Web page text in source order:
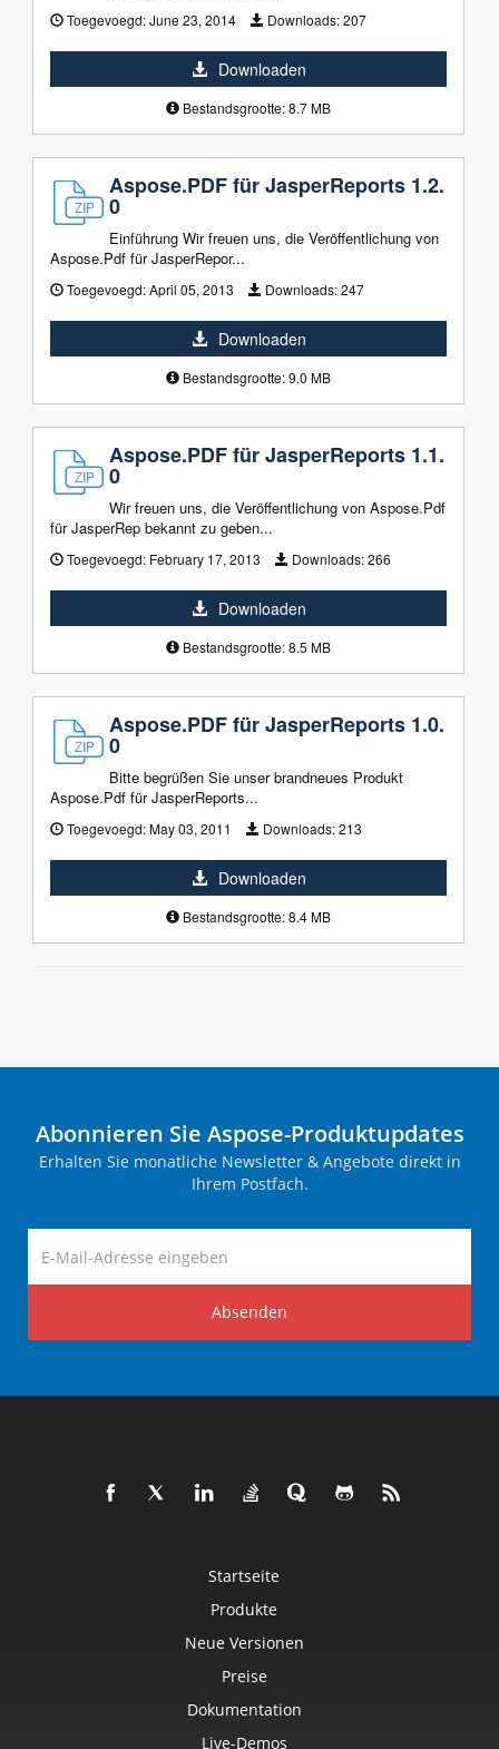
Toegevoegd:June 23, 2014 Downloads:207
Downloaden
Bestandsgrootte: 8.7 MB
Aspose.PDF für JasperReports 1.2.
0
Einführung Wir freuen uns, die Veröffentlichung von
Aspose.Pdf für JasperRepor...
Toegevoegd:April 05, 2013 Downloads:247
Downloaden
Bestandsgrootte: 9.0 MB
Aspose.PDF für JasperReports 1.1.
0
Wir freuen uns, die Veröffentlichung von Aspose.Pdf
für JasperRep bekannt zu geben...
Toegevoegd: February 17, 2013 Downloads:266
Downloaden
Bestandsgrootte: 8.5 MB
Aspose.PDF für JasperReports 1.0.
0
Bitte begrüßen Sie unser brandneues Produkt
Aspose.Pdf für JasperReports...
Toegevoegd:May 03, 2011 Downloads:213
Downloaden
Bestandsgrootte: 8.4 MB
Abonnieren Sie Aspose-Produktupdates
Erhalten Sie monatliche Newsletter & Angebote direkt in
Ihrem Postfach.
Absenden
Startseite
Produkte
Neue Versionen
Preise
Dokumentation
Live-Demos